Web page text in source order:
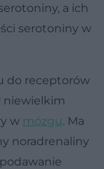
a ich
serotoniny w
do receptorów
niewielkim
w mózgu. Ma
noradrenaliny